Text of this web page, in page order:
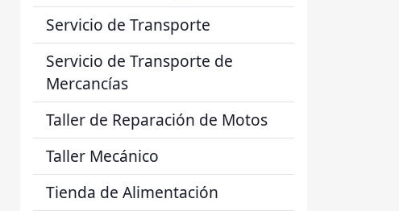
Servicio de Transporte
Servicio de Transporte de
Mercancías
Taller de Reparación de Motos
Taller Mecánico
Tienda de Alimentación